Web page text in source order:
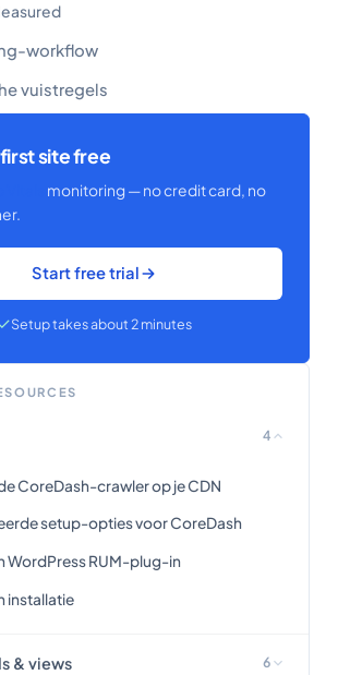
workflow
vuistregels
site free
monitoring — no credit card, no
Start free trial
Setup takes about 2 minutes
4
CoreDash-crawler op je CDN
setup-opties voor CoreDash
WordPress RUM-plug-in
installatie
& views 6